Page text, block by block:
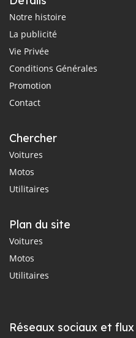
Notre histoire
La publicité
Vie Privée
Conditions Générales
Promotion
Contact
Chercher
Voitures
Motos
Utilitaires
Plan du site
Voitures
Motos
Utilitaires
Réseaux sociaux et flux